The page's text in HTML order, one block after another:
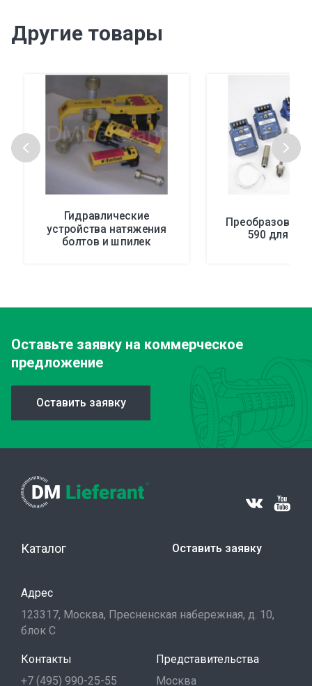
Другие товары
Гидравлические
устройства натяжения
болтов и шпилек
590 для
Оставьте заявку на коммерческое
предложение
Оставить заявку
Каталог Оставить заявку
Адрес
123317, Москва, Пресненская набережная, д. 10,
блок С
Контакты
+7 (495) 990-25-55
Представительства
Москва